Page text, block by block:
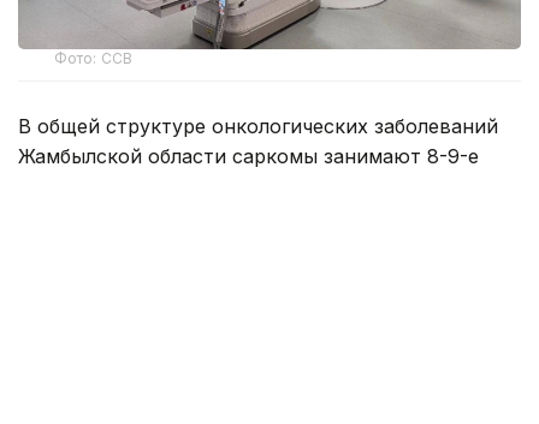
Фото: ССВ
В общей структуре онкологических заболеваний
Жамбылской области саркомы занимают 8-9-е